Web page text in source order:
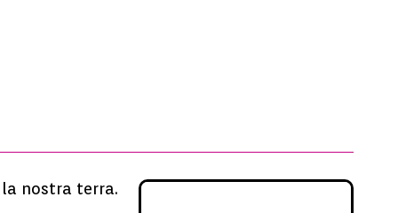
nostra terra.